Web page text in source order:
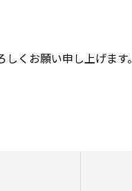
くお願い申し上げます。